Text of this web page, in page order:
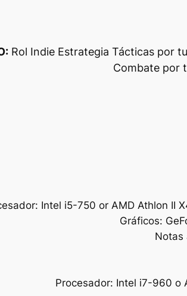
Rol Indie Estrategia Tácticas por
Combate por
Intel i5-750 or AMD Athlon II
Gráficos:
Notas
Procesador: Intel i7-960 o